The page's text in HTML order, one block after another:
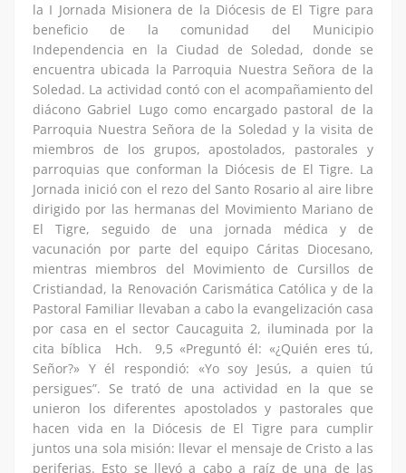
la I Jornada Misionera de la Diócesis de El Tigre para
beneficio de la comunidad del Municipio
Independencia en la Ciudad de Soledad, donde se
encuentra ubicada la Parroquia Nuestra Señora de la
Soledad. La actividad contó con el acompañamiento del
diácono Gabriel Lugo como encargado pastoral de la
Parroquia Nuestra Señora de la Soledad y la visita de
miembros de los grupos, apostolados, pastorales y
parroquias que conforman la Diócesis de El Tigre. La
Jornada inició con el rezo del Santo Rosario al aire libre
dirigido por las hermanas del Movimiento Mariano de
El Tigre, seguido de una jornada médica y de
vacunación por parte del equipo Cáritas Diocesano,
mientras miembros del Movimiento de Cursillos de
Cristiandad, la Renovación Carismática Católica y de la
Pastoral Familiar llevaban a cabo la evangelización casa
por casa en el sector Caucaguita 2, iluminada por la
cita bíblica Hch. 9,5 «Preguntó él: «¿Quién eres tú,
Señor?» Y él respondió: «Yo soy Jesús, a quien tú
persigues”. Se trató de una actividad en la que se
unieron los diferentes apostolados y pastorales que
hacen vida en la Diócesis de El Tigre para cumplir
juntos una sola misión: llevar el mensaje de Cristo a las
periferias. Esto se llevó a cabo a raíz de una de las